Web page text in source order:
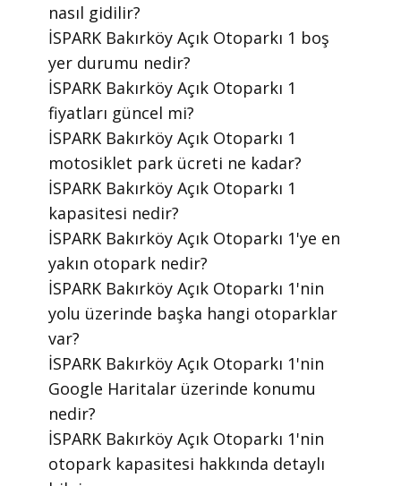
nasıl gidilir?
​İSPARK Bakırköy Açık Otoparkı 1 boş
yer durumu nedir?
​İSPARK Bakırköy Açık Otoparkı 1
fiyatları güncel mi?
​İSPARK Bakırköy Açık Otoparkı 1
motosiklet park ücreti ne kadar?
​İSPARK Bakırköy Açık Otoparkı 1
kapasitesi nedir?
​İSPARK Bakırköy Açık Otoparkı 1'ye en
yakın otopark nedir?
​İSPARK Bakırköy Açık Otoparkı 1'nin
yolu üzerinde başka hangi otoparklar
var?
​İSPARK Bakırköy Açık Otoparkı 1'nin
Google Haritalar üzerinde konumu
nedir?
​İSPARK Bakırköy Açık Otoparkı 1'nin
otopark kapasitesi hakkında detaylı